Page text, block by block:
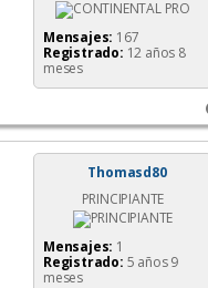
Mensajes: 167
Registrado: 12 años 8
meses
Thomasd80
PRINCIPIANTE
Mensajes: 1
Registrado: 5 años 9
meses